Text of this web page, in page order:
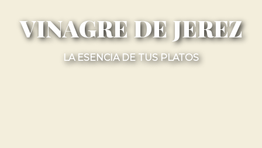
VINAGRE DE JEREZ
LA ESENCIA DE TUS PLATOS